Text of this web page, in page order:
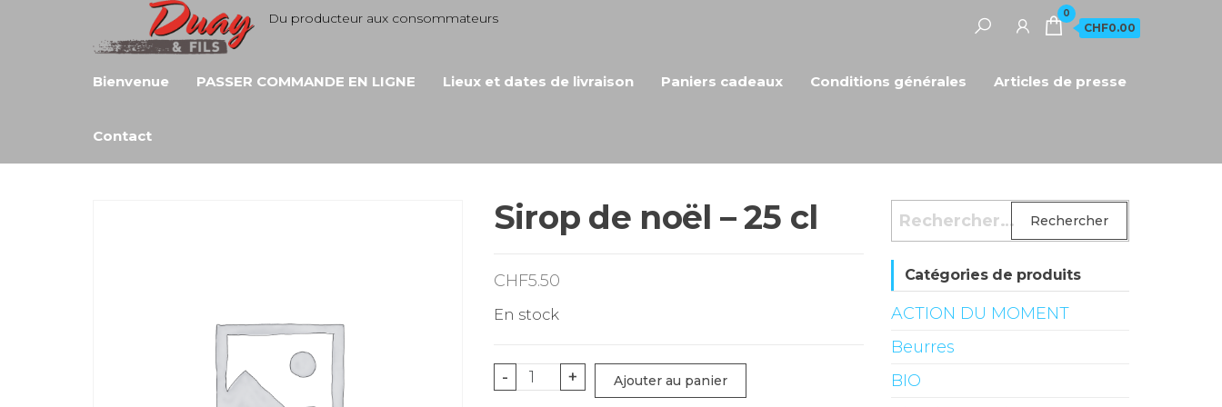
Du producteur aux consommateurs 0
CHF0.00
Bienvenue PASSER COMMANDE EN LIGNE Lieux et dates de livraison Paniers cadeaux Conditions générales Articles de presse
Contact
Sirop de noël – 25 cl
CHF5.50
En stock
-
quantité
+ Ajouter au panier
Rechercher :
Catégories de produits
ACTION DU MOMENT
Beurres
BIO